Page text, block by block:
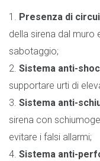
1. Presenza di
della sirena dal muro
sabotaggio;
2. Sistema anti-
supportare urti di
3. Sistema anti-
sirena con
evitare i falsi allarmi;
4. Sistema anti-